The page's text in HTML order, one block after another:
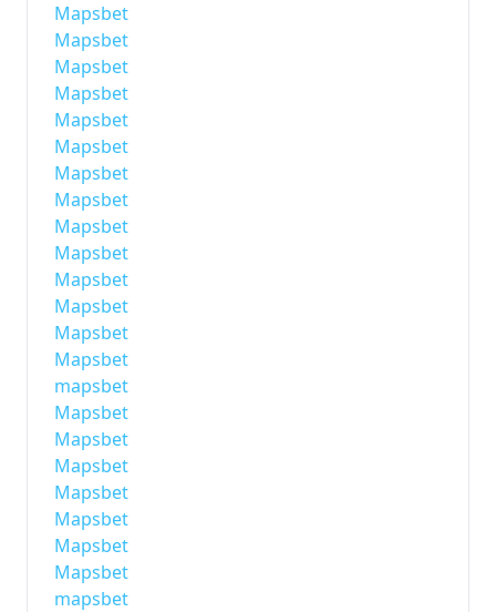
Mapsbet
Mapsbet
Mapsbet
Mapsbet
Mapsbet
Mapsbet
Mapsbet
Mapsbet
Mapsbet
Mapsbet
Mapsbet
Mapsbet
Mapsbet
Mapsbet
mapsbet
Mapsbet
Mapsbet
Mapsbet
Mapsbet
Mapsbet
Mapsbet
Mapsbet
mapsbet